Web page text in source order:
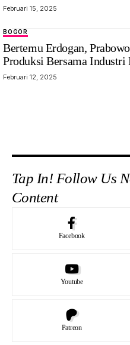
Februari 15, 2025
BOGOR
Bertemu Erdogan,
Produksi Bersama Industri
Februari 12, 2025
Tap In! Follow Us
Content
Facebook
Youtube
Patreon